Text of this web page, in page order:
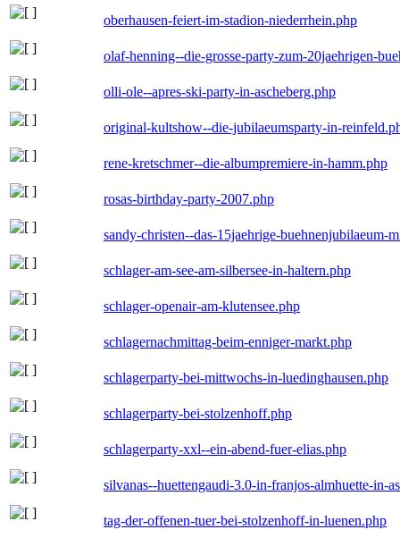
oberhausen-feiert-im-stadion-niederrhein.php
olaf-henning--die-grosse-party-zum-20jaehrigen-
olli-ole--apres-ski-party-in-ascheberg.php
original-kultshow--die-jubilaeumsparty-in-
rene-kretschmer--die-albumpremiere-in-hamm.php
rosas-birthday-party-2007.php
sandy-christen--das-15jaehrige-buehnenjubilaeum-
schlager-am-see-am-silbersee-in-haltern.php
schlager-openair-am-klutensee.php
schlagernachmittag-beim-enniger-markt.php
schlagerparty-bei-mittwochs-in-luedinghausen.php
schlagerparty-bei-stolzenhoff.php
schlagerparty-xxl--ein-abend-fuer-elias.php
silvanas--huettengaudi-3.0-in-franjos-almhuette-in-
tag-der-offenen-tuer-bei-stolzenhoff-in-luenen.php